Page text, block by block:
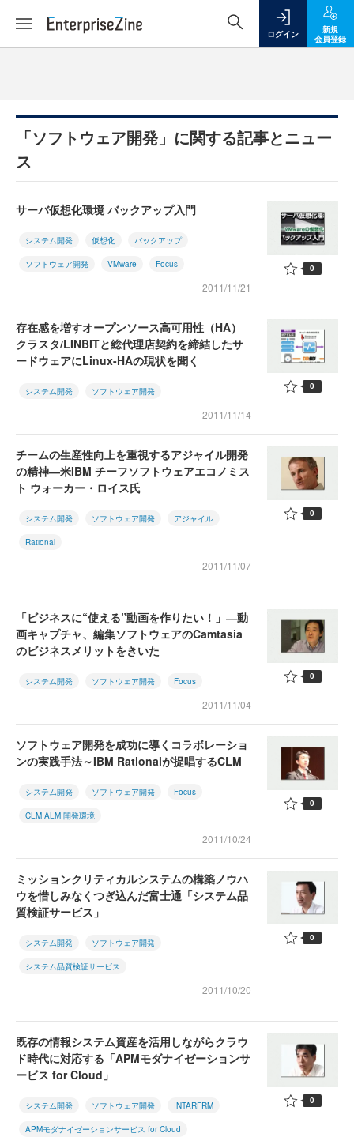
ログイン
新規
会員登録
「ソフトウェア開発」に関する記事とニュー
ス
サーバ仮想化環境 バックアップ入門
システム開発 仮想化 バックアップ
ソフトウェア開発 VMware Focus
2011/11/21
0
存在感を増すオープンソース高可用性（HA）
クラスタ/LINBITと総代理店契約を締結したサ
ードウェアにLinux-HAの現状を聞く
システム開発 ソフトウェア開発
2011/11/14
0
チームの生産性向上を重視するアジャイル開発
の精神―米IBM チーフソフトウェアエコノミス
ト ウォーカー・ロイス氏
システム開発 ソフトウェア開発 アジャイル
Rational
2011/11/07
0
「ビジネスに“使える”動画を作りたい！」―動
画キャプチャ、編集ソフトウェアのCamtasia
のビジネスメリットをきいた
システム開発 ソフトウェア開発 Focus
2011/11/04
0
ソフトウェア開発を成功に導くコラボレーショ
ンの実践手法～IBM Rationalが提唱するCLM
システム開発 ソフトウェア開発 Focus
CLM ALM 開発環境
2011/10/24
0
ミッションクリティカルシステムの構築ノウハ
ウを惜しみなくつぎ込んだ富士通「システム品
質検証サービス」
システム開発 ソフトウェア開発
システム品質検証サービス
2011/10/20
0
既存の情報システム資産を活用しながらクラウ
ド時代に対応する「APMモダナイゼーションサ
ービス for Cloud」
システム開発 ソフトウェア開発 INTARFRM
APMモダナイゼーションサービス for Cloud
0